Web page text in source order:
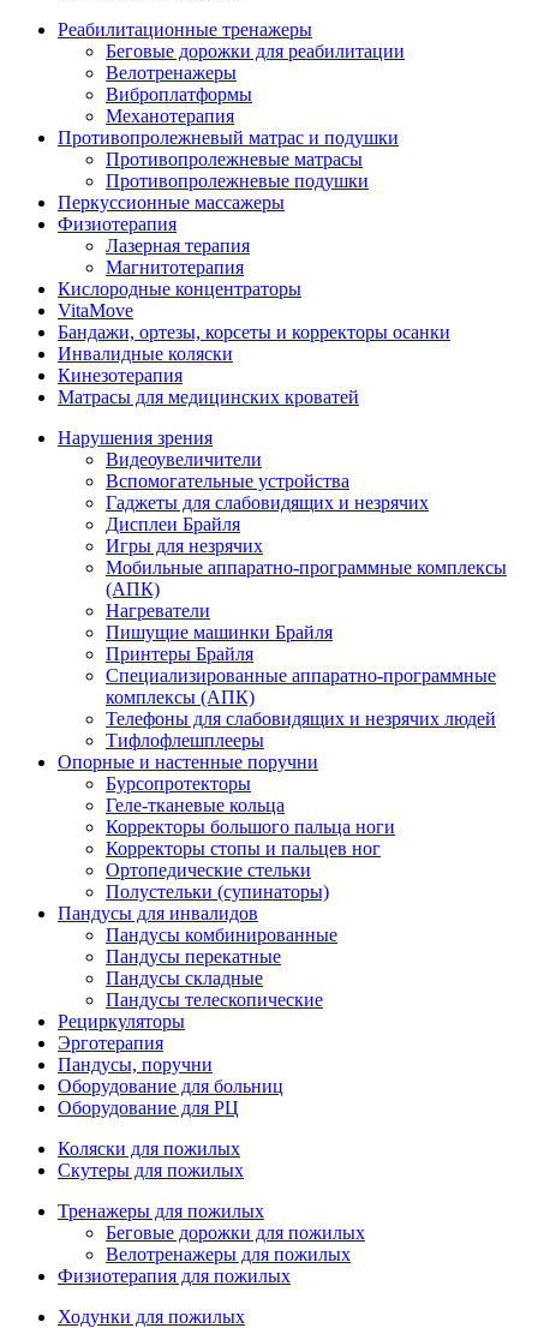
Реабилитационные тренажеры
Беговые дорожки для реабилитации
Велотренажеры
Виброплатформы
Механотерапия
Противопролежневый матрас и подушки
Противопролежневые матрасы
Противопролежневые подушки
Перкуссионные массажеры
Физиотерапия
Лазерная терапия
Магнитотерапия
Кислородные концентраторы
VitaMove
Бандажи, ортезы, корсеты и корректоры осанки
Инвалидные коляски
Кинезотерапия
Матрасы для медицинских кроватей
Нарушения зрения
Видеоувеличители
Вспомогательные устройства
Гаджеты для слабовидящих и незрячих
Дисплеи Брайля
Игры для незрячих
Мобильные аппаратно-программные комплексы
(АПК)
Нагреватели
Пишущие машинки Брайля
Принтеры Брайля
Специализированные аппаратно-программные
комплексы (АПК)
Телефоны для слабовидящих и незрячих людей
Тифлофлешплееры
Опорные и настенные поручни
Бурсопротекторы
Геле-тканевые кольца
Корректоры большого пальца ноги
Корректоры стопы и пальцев ног
Ортопедические стельки
Полустельки (супинаторы)
Пандусы для инвалидов
Пандусы комбинированные
Пандусы перекатные
Пандусы складные
Пандусы телескопические
Рециркуляторы
Эрготерапия
Пандусы, поручни
Оборудование для больниц
Оборудование для РЦ
Коляски для пожилых
Скутеры для пожилых
Тренажеры для пожилых
Беговые дорожки для пожилых
Велотренажеры для пожилых
Физиотерапия для пожилых
Ходунки для пожилых